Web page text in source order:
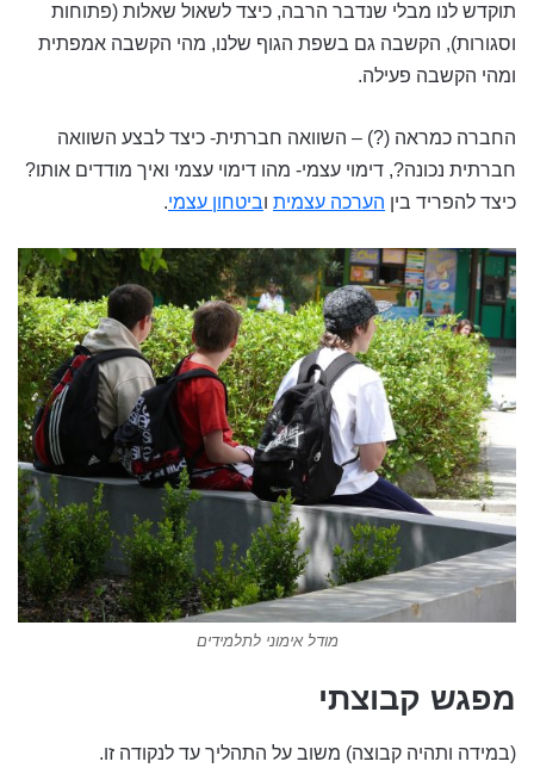
תוקדש לנו מבלי שנדבר הרבה, כיצד לשאול שאלות (פתוחות
וסגורות), הקשבה גם בשפת הגוף שלנו, מהי הקשבה אמפתית
ומהי הקשבה פעילה.
החברה כמראה (?) – השוואה חברתית- כיצד לבצע השוואה
חברתית נכונה?, דימוי עצמי- מהו דימוי עצמי ואיך מודדים אותו?
כיצד להפריד בין הערכה עצמית וביטחון עצמי.
מודל אימוני לתלמידים
מפגש קבוצתי
(במידה ותהיה קבוצה) משוב על התהליך עד לנקודה זו.